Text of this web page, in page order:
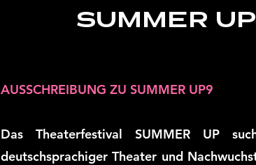
AUSSCHREIBUNG ZU SUMMER UP9
Das Theaterfestival SUMMER UP
deutschsprachiger Theater und
SUMMER